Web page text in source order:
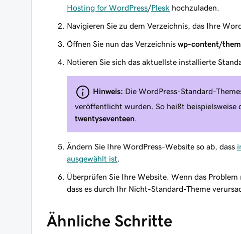
Hosting for WordPress/Plesk hochzuladen.
Navigieren Sie zu dem Verzeichnis, das Ihre
Öffnen Sie nun das Verzeichnis wp-content/
Notieren Sie sich das aktuellste installierte
Hinweis: Die WordPress-Standard-
veröffentlicht wurden. So heißt
twentyseventeen
Ändern Sie Ihre WordPress-Website so ab, dass
ausgewählt ist
Überprüfen Sie Ihre Website. Wenn das
dass es durch Ihr Nicht-Standard-Theme
Ähnliche Schritte